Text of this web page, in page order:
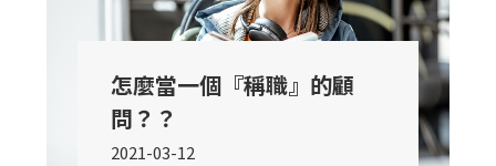
怎麼當一個『稱職』的顧
問？？
2021-03-12